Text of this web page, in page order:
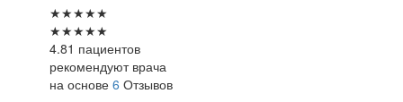
★★★★★
★★★★★
4.81 пациентов
рекомендуют врача
на основе 6 Отзывов